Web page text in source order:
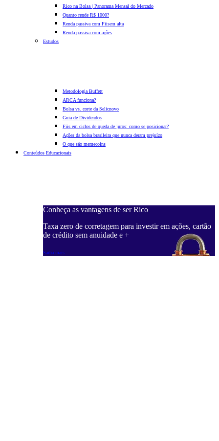
Rico na Bolsa | Panorama Mensal do Mercado
Quanto rende R$ 1000?
Renda passiva com Fiisem alta
Renda passiva com ações
Estudos
Metodologia Buffett
ARCA funciona?
Bolsa vs. corte da Selicnovo
Guia de Dividendos
Fiis em ciclos de queda de juros: como se posicionar?
Ações da bolsa brasileira que nunca deram prejuízo
O que são memecoins
Conteúdos Educacionais
Conheça as vantagens de ser Rico
Taxa zero de corretagem para investir em ações, cartão
de crédito sem anuidade e +
Saiba mais